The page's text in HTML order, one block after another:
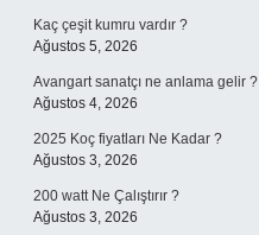
Kaç çeşit kumru vardır ?
Ağustos 5, 2026
Avangart sanatçı ne anlama gelir ?
Ağustos 4, 2026
2025 Koç fiyatları Ne Kadar ?
Ağustos 3, 2026
200 watt Ne Çalıştırır ?
Ağustos 3, 2026